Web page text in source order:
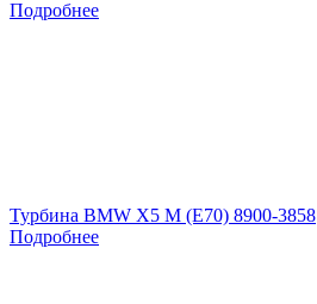
Подробнее
Турбина BMW X5 M (E70) 8900-3858
Подробнее